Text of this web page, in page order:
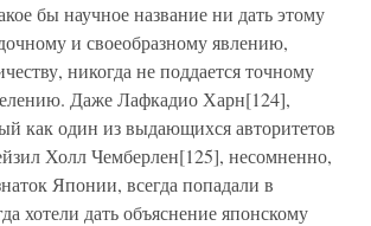
бы научное название ни дать этому
и своеобразному явлению,
никогда не поддается точному
Даже Лафкадио Харн[124],
как один из выдающихся авторитетов
Холл Чемберлен[125], несомненно,
Японии, всегда попадали в
хотели дать объяснение японскому